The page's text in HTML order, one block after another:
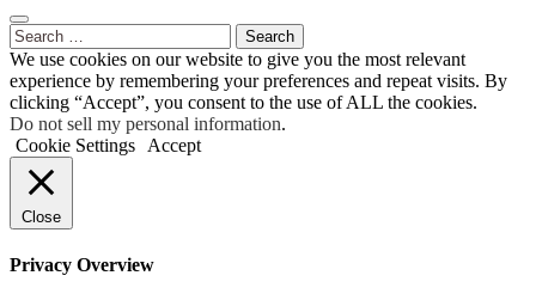
Search
for:
We use cookies on our website to give you the most relevant
experience by remembering your preferences and repeat visits. By
clicking “Accept”, you consent to the use of ALL the cookies.
Do not sell my personal information.
Cookie Settings
Accept
Close
Privacy Overview